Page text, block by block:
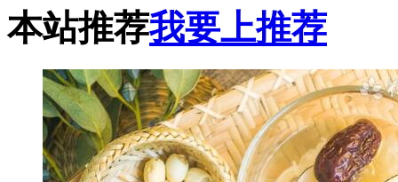
本站推荐我要上推荐